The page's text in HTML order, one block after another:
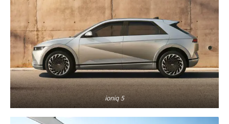
ioniq 5